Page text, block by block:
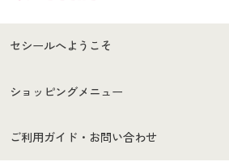
セシールへようこそ
はじめての方へ
セシールご利用規約
ショッピングメニュー
商品カテゴリ
ご利用ガイド・お問い合わせ